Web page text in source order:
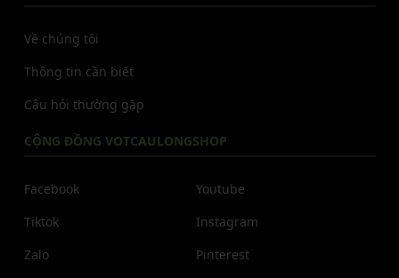
Về chúng tôi
Thông tin cần biết
Câu hỏi thường gặp
CỘNG ĐỒNG VOTCAULONGSHOP
Facebook
Tiktok
Zalo
Youtube
Instagram
Pinterest